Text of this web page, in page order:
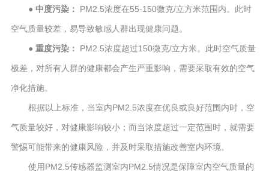
● 中度污染： PM2.5浓度在55-150微克/立方米范围内。此时
空气质量较差，易导致敏感人群出现健康问题。
● 重度污染： PM2.5浓度超过150微克/立方米。此时空气质量
极差，对所有人群的健康都会产生严重影响，需要采取有效的空气
净化措施。
根据以上标准，当室内PM2.5浓度在优良或良好范围内时，空
气质量较好，对健康影响较小；而当浓度超过一定范围时，就需要
警惕可能带来的健康风险，并及时采取措施改善室内环境。
使用PM2.5传感器监测室内PM2.5情况是保障室内空气质量的